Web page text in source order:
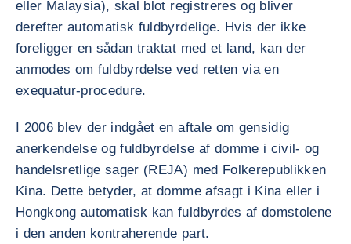
eller Malaysia), skal blot registreres og bliver
derefter automatisk fuldbyrdelige. Hvis der ikke
foreligger en sådan traktat med et land, kan der
anmodes om fuldbyrdelse ved retten via en
exequatur-procedure.
I 2006 blev der indgået en aftale om gensidig
anerkendelse og fuldbyrdelse af domme i civil- og
handelsretlige sager (REJA) med Folkerepublikken
Kina. Dette betyder, at domme afsagt i Kina eller i
Hongkong automatisk kan fuldbyrdes af domstolene
i den anden kontraherende part.